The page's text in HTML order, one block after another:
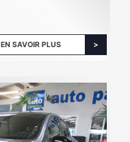
EN SAVOIR PLUS